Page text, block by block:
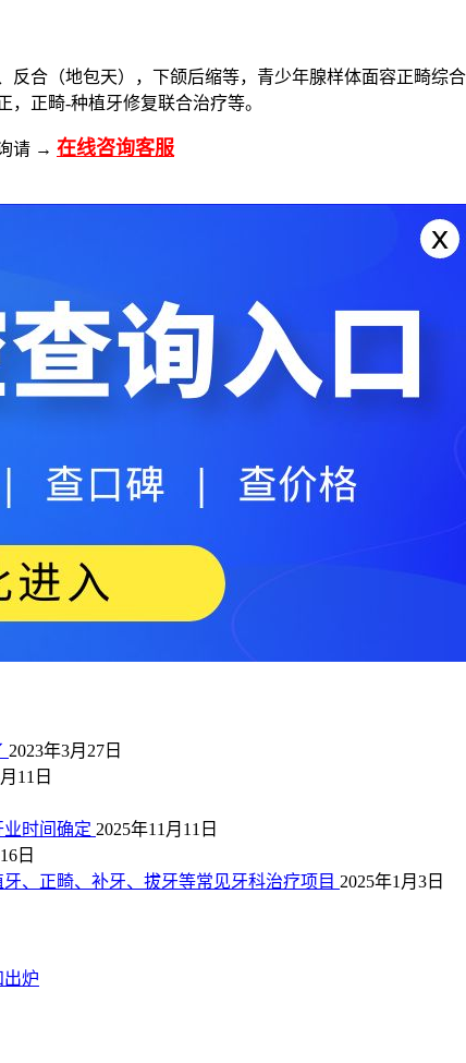
合（地包天），下颌后缩等，青少年腺样体面容正畸综
正畸-种植牙修复联合治疗等。
请 → 在线咨询客服
2023年3月27日
11日
时间确定 2025年11月11日
日
、正畸、补牙、拔牙等常见牙科治疗项目 2025年1月3日
出炉